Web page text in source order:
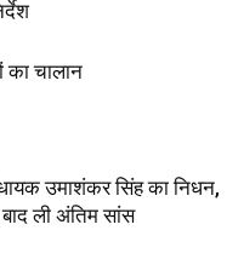
का चालान
उमाशंकर सिंह का निधन,
ली अंतिम सांस